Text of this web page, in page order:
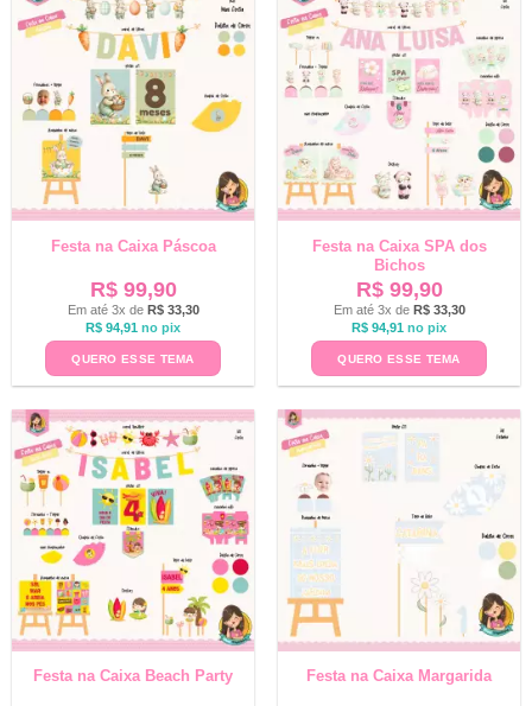
Festa na Caixa Páscoa
R$99,90
Em até 3x de R$33,30
R$ 94,91 no pix
QUERO ESSE TEMA
Festa na Caixa SPA dos
Bichos
R$99,90
Em até 3x de R$33,30
R$ 94,91 no pix
QUERO ESSE TEMA
Festa na Caixa Beach Party Festa na Caixa Margarida